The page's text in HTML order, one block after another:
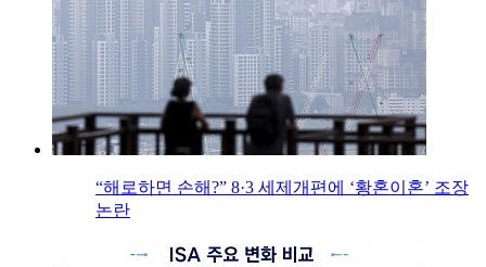
“해로하면 손해?” 8·3 세제개편에 ‘황혼이혼’ 조장
논란